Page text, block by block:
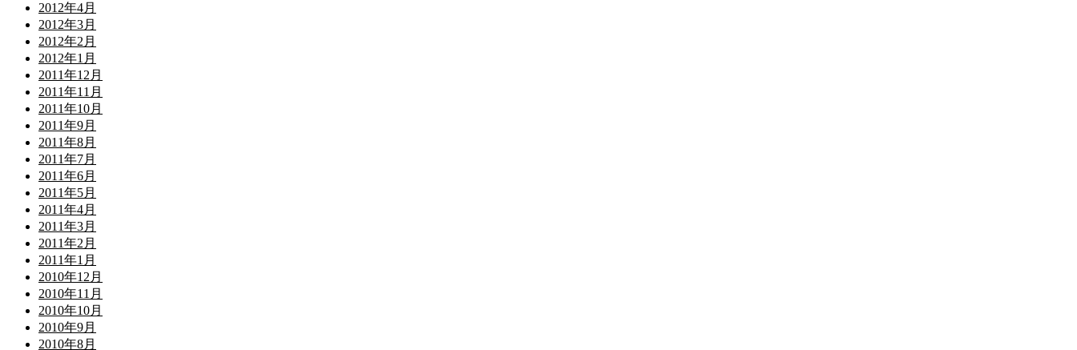
2012年4月
2012年3月
2012年2月
2012年1月
2011年12月
2011年11月
2011年10月
2011年9月
2011年8月
2011年7月
2011年6月
2011年5月
2011年4月
2011年3月
2011年2月
2011年1月
2010年12月
2010年11月
2010年10月
2010年9月
2010年8月